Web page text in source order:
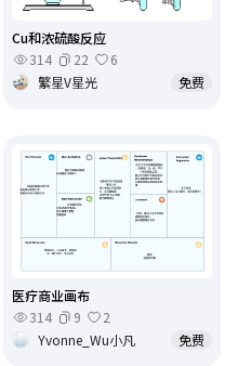
Cu和浓硫酸反应
314
22
6
繁星V星光
免费
医疗商业画布
314
9
2
Yvonne_Wu小凡
免费